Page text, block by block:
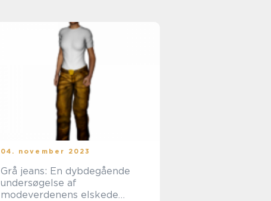
04. november 2023
Grå jeans: En dybdegående
undersøgelse af
modeverdenens elskede